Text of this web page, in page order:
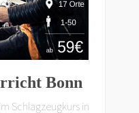
Bonn
Schlagzeugkurs in